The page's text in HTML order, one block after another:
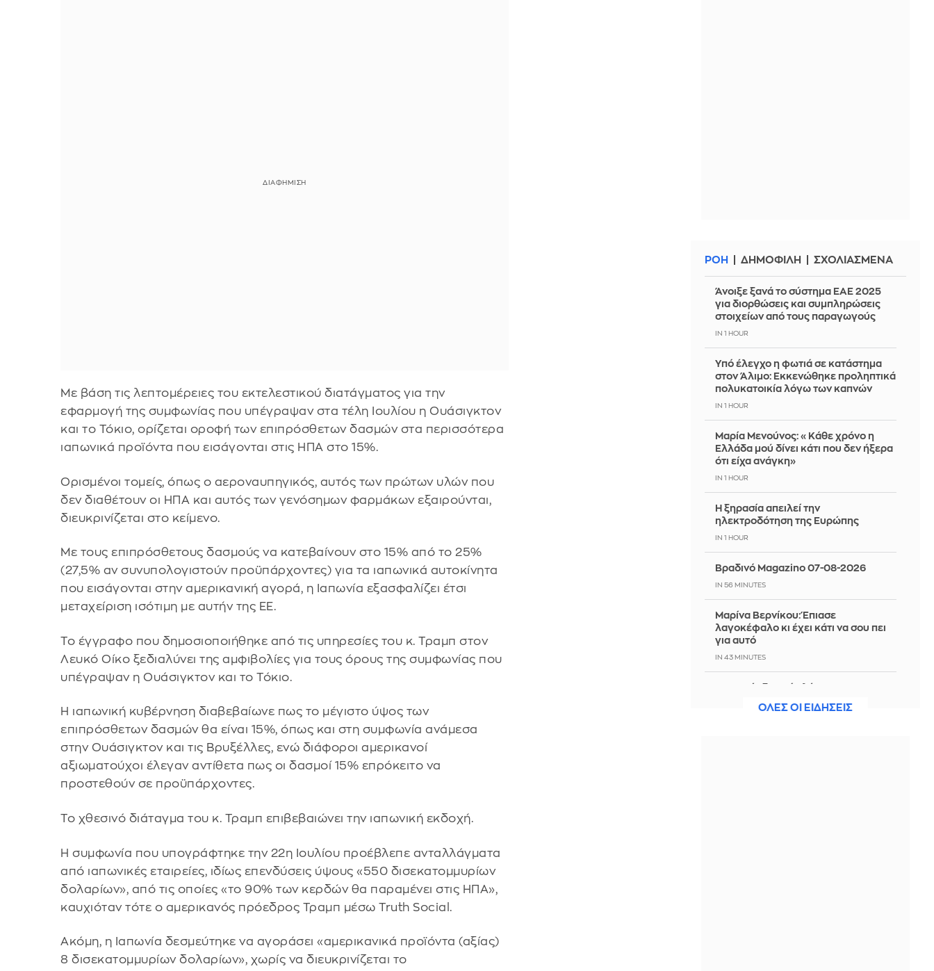
Με βάση τις λεπτομέρειες του εκτελεστικού διατάγματος για την
εφαρμογή της συμφωνίας που υπέγραψαν στα τέλη Ιουλίου η Ουάσιγκτον
και το Τόκιο, ορίζεται οροφή των επιπρόσθετων δασμών στα περισσότερα
ιαπωνικά προϊόντα που εισάγονται στις ΗΠΑ στο 15%.
Ορισμένοι τομείς, όπως ο αεροναυπηγικός, αυτός των πρώτων υλών που
δεν διαθέτουν οι ΗΠΑ και αυτός των γενόσημων φαρμάκων εξαιρούνται,
διευκρινίζεται στο κείμενο.
Με τους επιπρόσθετους δασμούς να κατεβαίνουν στο 15% από το 25%
(27,5% αν συνυπολογιστούν προϋπάρχοντες) για τα ιαπωνικά αυτοκίνητα
που εισάγονται στην αμερικανική αγορά, η Ιαπωνία εξασφαλίζει έτσι
μεταχείριση ισότιμη με αυτήν της ΕΕ.
Το έγγραφο που δημοσιοποιήθηκε από τις υπηρεσίες του κ. Τραμπ στον
Λευκό Οίκο ξεδιαλύνει της αμφιβολίες για τους όρους της συμφωνίας που
υπέγραψαν η Ουάσιγκτον και το Τόκιο.
Η ιαπωνική κυβέρνηση διαβεβαίωνε πως το μέγιστο ύψος των
επιπρόσθετων δασμών θα είναι 15%, όπως και στη συμφωνία ανάμεσα
στην Ουάσιγκτον και τις Βρυξέλλες, ενώ διάφοροι αμερικανοί
αξιωματούχοι έλεγαν αντίθετα πως οι δασμοί 15% επρόκειτο να
προστεθούν σε προϋπάρχοντες.
Το χθεσινό διάταγμα του κ. Τραμπ επιβεβαιώνει την ιαπωνική εκδοχή.
Η συμφωνία που υπογράφτηκε την 22η Ιουλίου προέβλεπε ανταλλάγματα
από ιαπωνικές εταιρείες, ιδίως επενδύσεις ύψους «550 δισεκατομμυρίων
δολαρίων», από τις οποίες «το 90% των κερδών θα παραμένει στις ΗΠΑ»,
καυχιόταν τότε ο αμερικανός πρόεδρος Τραμπ μέσω Truth Social.
Ακόμη, η Ιαπωνία δεσμεύτηκε να αγοράσει «αμερικανικά προϊόντα (αξίας)
8 δισεκατομμυρίων δολαρίων», χωρίς να διευκρινίζεται το
ΡΟΗ ΔΗΜΟΦΙΛΗ ΣΧΟΛΙΑΣΜΕΝΑ
Άνοιξε ξανά το σύστημα ΕΑΕ 2025
για διορθώσεις και συμπληρώσεις
στοιχείων από τους παραγωγούς
IN 1 HOUR
Yπό έλεγχο η φωτιά σε κατάστημα
στον Άλιμο: Εκκενώθηκε προληπτικά
πολυκατοικία λόγω των καπνών
IN 1 HOUR
Μαρία Μενούνος: «Κάθε χρόνο η
Ελλάδα μού δίνει κάτι που δεν ήξερα
ότι είχα ανάγκη»
IN 1 HOUR
Η ξηρασία απειλεί την
ηλεκτροδότηση της Ευρώπης
IN 1 HOUR
Βραδινό Magazino 07-08-2026
IN 56 MINUTES
Μαρίνα Βερνίκου: Έπιασε
λαγοκέφαλο κι έχει κάτι να σου πει
για αυτό
IN 43 MINUTES
μεσάνυχτα του Σαββάτου έως τις 7
ΟΛΕΣ ΟΙ ΕΙΔΗΣΕΙΣ